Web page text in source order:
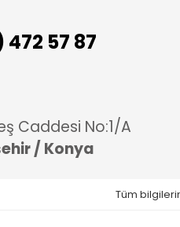
57 87
Caddesi No:1/A
/ Konya
Tüm